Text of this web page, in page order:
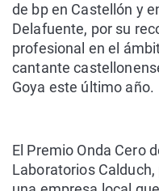
de bp en Castellón y
Delafuente, por su
profesional en el
cantante
Goya este último año.
El Premio Onda Cero
Laboratorios Calduch